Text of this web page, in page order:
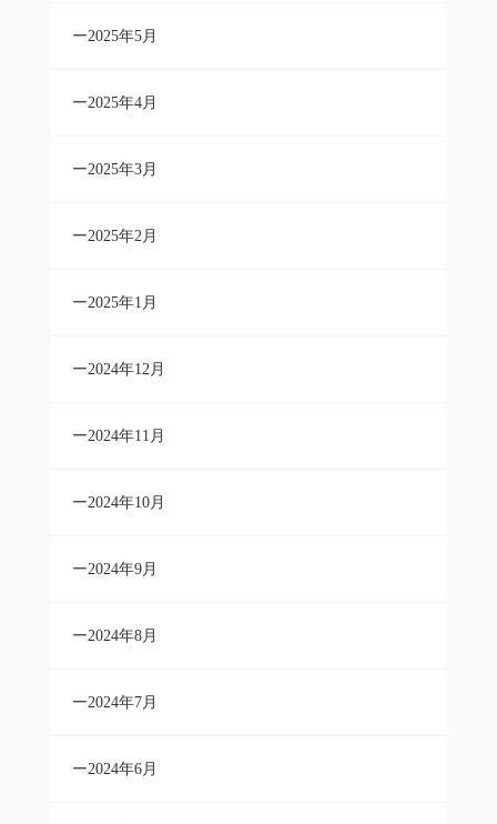
2025年5月
2025年4月
2025年3月
2025年2月
2025年1月
2024年12月
2024年11月
2024年10月
2024年9月
2024年8月
2024年7月
2024年6月